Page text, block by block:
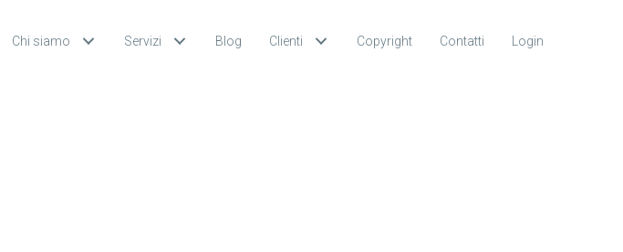
Chi siamo Servizi Blog Clienti Copyright Contatti Login